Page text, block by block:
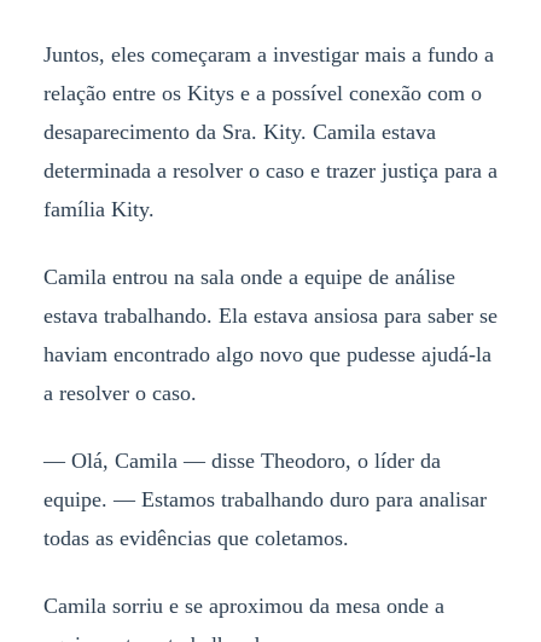
Juntos, eles começaram a investigar mais a fundo a
relação entre os Kitys e a possível conexão com o
desaparecimento da Sra. Kity. Camila estava
determinada a resolver o caso e trazer justiça para a
família Kity.
Camila entrou na sala onde a equipe de análise
estava trabalhando. Ela estava ansiosa para saber se
haviam encontrado algo novo que pudesse ajudá-la
a resolver o caso.
— Olá, Camila — disse Theodoro, o líder da
equipe. — Estamos trabalhando duro para analisar
todas as evidências que coletamos.
Camila sorriu e se aproximou da mesa onde a